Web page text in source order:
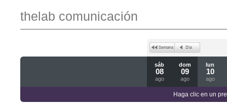
thelab comunicación
sáb
08
ago
dom
09
ago
lun
10
ago
Haga clic en un